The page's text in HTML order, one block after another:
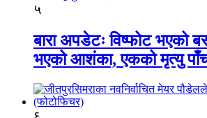
५
बारा अपडेटः विष्फोट भएको
भएको आशंका, एकको मृत्यु